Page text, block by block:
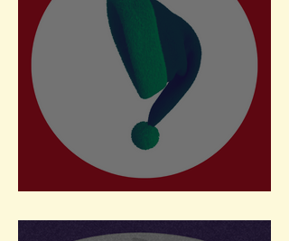
Feliz Natal para quem?